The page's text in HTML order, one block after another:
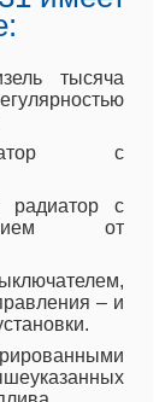
тысяча
с
радиатор с
от
– и